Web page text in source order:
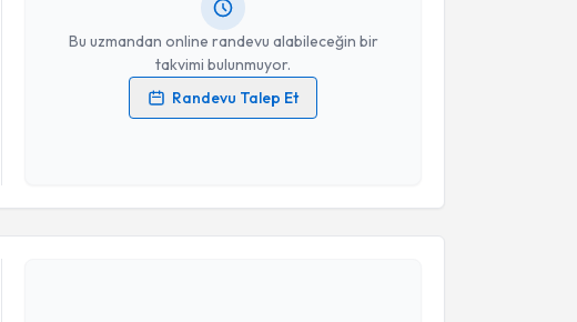
Bu uzmandan online randevu alabileceğin bir
takvimi bulunmuyor.
Randevu Talep Et
Kişisel verilerimin işlenmesine ilişkinAydınlatma Metni
Takvim Talebini Gönder
Randevu Takvimi Talebi
Psk. Fatmanur Çal